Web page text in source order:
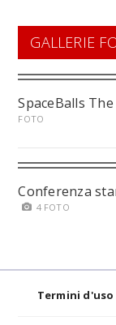
GALLERIE
SpaceBalls
FOTO
Conferenza
4 FOTO
Termini d'uso